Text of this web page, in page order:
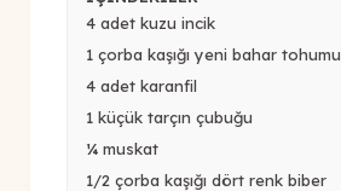
4 adet kuzu incik
1 çorba kaşığı yeni bahar tohumu
4 adet karanfil
1 küçük tarçın çubuğu
¼ muskat
1/2 çorba kaşığı dört renk biber